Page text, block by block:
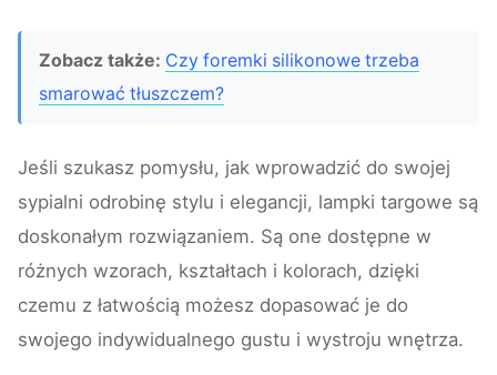
Zobacz także: Czy foremki silikonowe trzeba
smarować tłuszczem?
Jeśli szukasz pomysłu, jak wprowadzić do swojej
sypialni odrobinę stylu i elegancji, lampki targowe są
doskonałym rozwiązaniem. Są one dostępne w
różnych wzorach, kształtach i kolorach, dzięki
czemu z łatwością możesz dopasować je do
swojego indywidualnego gustu i wystroju wnętrza.